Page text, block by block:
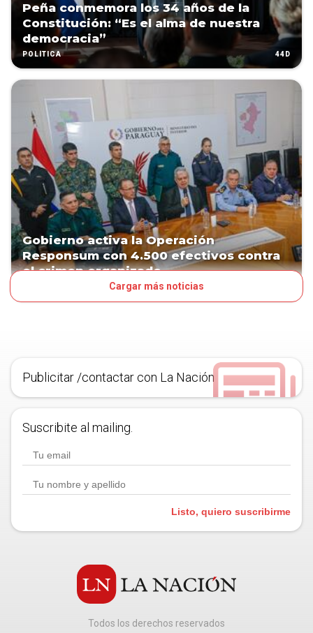
Peña conmemora los 34 años de la
Constitución: “Es el alma de nuestra
democracia”
POLÍTICA 44D
Gobierno activa la Operación
Responsum con 4.500 efectivos contra
el crimen organizado
Cargar más noticias
Publicitar /contactar con La Nación
Suscribite al mailing.
Listo, quiero suscribirme
Todos los derechos reservados